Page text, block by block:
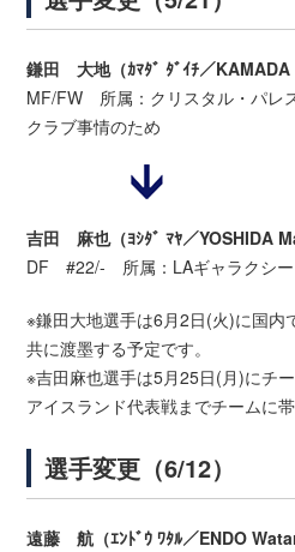
鎌田 大地（ｶﾏﾀﾞ ﾀﾞｲﾁ／KAMADA
MF/FW 所属：クリスタル・パレ
クラブ事情のため
吉田 麻也（ﾖｼﾀﾞ ﾏﾔ／YOSHIDA
DF #22/- 所属：LAギャラクシー
※鎌田大地選手は6月2日(火)に国内
共に渡墨する予定です。
※吉田麻也選手は5月25日(月)にチ
アイスランド代表戦までチームに帯
選手変更（6/12）
遠藤 航（ｴﾝﾄﾞｳ ﾜﾀﾙ／ENDO